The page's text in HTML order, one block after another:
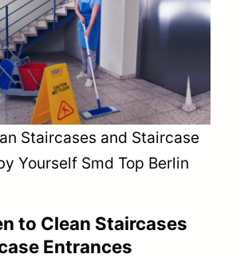
Staircases and Staircase
Yourself Smd Top Berlin
to Clean Staircases
Entrances